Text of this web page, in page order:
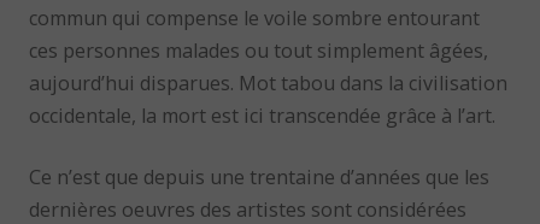
commun qui compense le voile sombre entourant
ces personnes malades ou tout simplement âgées,
aujourd’hui disparues. Mot tabou dans la civilisation
occidentale, la mort est ici transcendée grâce à l’art.
Ce n’est que depuis une trentaine d’années que les
dernières oeuvres des artistes sont considérées